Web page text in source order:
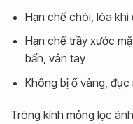
Hạn chế chói, lóa khi
Hạn chế trầy xước
bẩn, vân tay
Không bị ố vàng,
Tròng kính mỏng lọc